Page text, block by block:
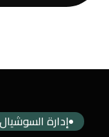
إدارة